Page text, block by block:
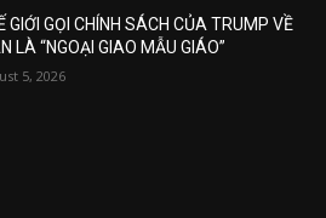
GIỚI GỌI CHÍNH SÁCH CỦA TRUMP VỀ
LÀ “NGOẠI GIAO MẪU GIÁO”
5, 2026